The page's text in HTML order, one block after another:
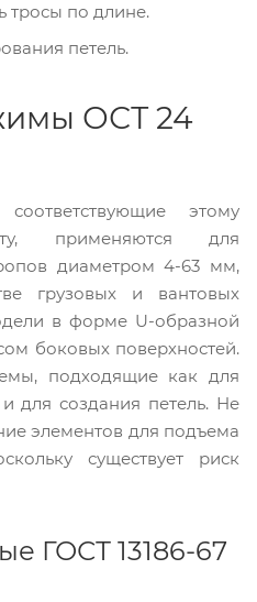
тросы по длине.
петель.
ОСТ 24
этому
применяются для
диаметром 4-63 мм,
грузовых и вантовых
в форме U-образной
боковых поверхностей.
подходящие как для
для создания петель. Не
элементов для подъема
существует риск
ГОСТ 13186-67